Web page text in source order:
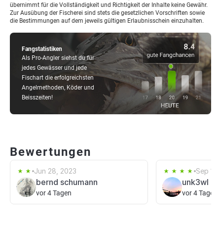
Fangstatistiken
Als Pro-Angler siehst du für
jedes Gewässer und jede
Fischart die erfolgreichsten
Angelmethoden, Köder und
Beisszeiten!
übernimmt für die Vollständigkeit und Richtigkeit der Inhalte keine Gewähr.
Zur Ausübung der Fischerei sind stets die gesetzlichen Vorschriften sowie
die Bestimmungen auf dem jeweils gültigen Erlaubnisschein einzuhalten.
Bewertungen
Jun 28, 2023
bernd schumann
vor 4 Tagen
Sep
unk3wl
vor 4 Tagen